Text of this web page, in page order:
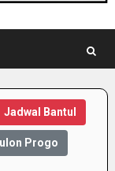
Jadwal Bantul
Progo